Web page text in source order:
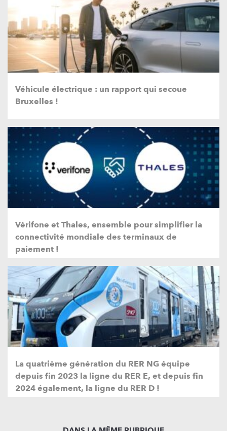
Véhicule électrique : un rapport qui secoue
Bruxelles !
Vérifone et Thales, ensemble pour simplifier la
connectivité mondiale des terminaux de
paiement !
La quatrième génération du RER NG équipe
depuis fin 2023 la ligne du RER E, et depuis fin
2024 également, la ligne du RER D !